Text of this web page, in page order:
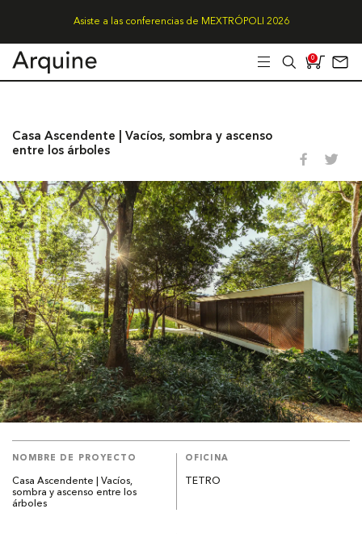
Asiste a las conferencias de MEXTRÓPOLI 2026
0
Casa Ascendente | Vacíos, sombra y ascenso
entre los árboles
NOMBRE DE PROYECTO
Casa Ascendente | Vacíos,
sombra y ascenso entre los
árboles
OFICINA
TETRO